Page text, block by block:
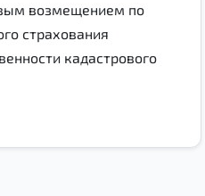
возмещением по
страхования
кадастрового